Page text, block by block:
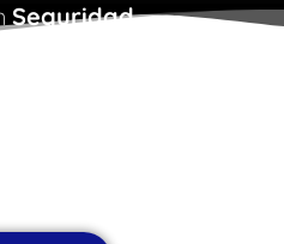
Seguridad